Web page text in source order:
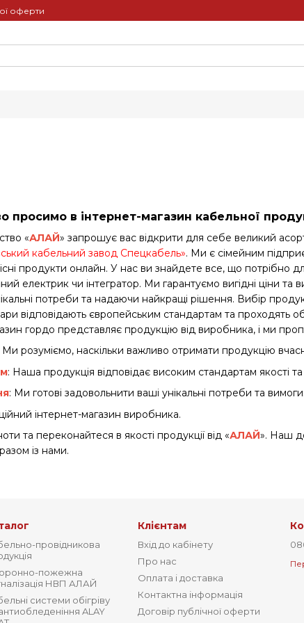
оферти
просимо в інтернет-магазин кабельної
«АЛАЙ» запрошує вас відкрити для себе великий
кабельний завод Спецкабель». Ми є сімейним
продукти онлайн. У нас ви знайдете все, що потрібно
електрик чи інтегратор. Ми гарантуємо вигідні ціни та
потреби та надаючи найкращі рішення. Вибір
відповідають європейським стандартам та проходять
гордо представляє продукцію від виробника, і ми
Ми розуміємо, наскільки важливо отримати продукцію
: Наша продукція відповідає високим стандартам якості
: Ми готові задовольнити ваші унікальні потреби та вимоги.
інтернет-магазин виробника.
та переконайтеся в якості продукції від «АЛАЙ». Наш
із нами.
провідникова
пожежна
НВП АЛАЙ
системи обігріву
ALAY
Клієнтам
Вхід до кабінету
Про нас
Оплата і доставка
Контактна інформація
Договір публічної оферти